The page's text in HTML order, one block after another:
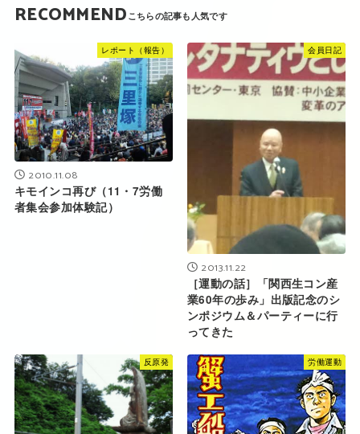
RECOMMEND
レポート（報告）
2010.11.08
キモインコ再び（11・7労働
者集会参加体験記）
会員日記
2013.11.22
［運動の話］「関西生コン産
業60年の歩み」出版記念のシ
ンポジウム＆パーティーに行
ってきた
反原発 労働運動